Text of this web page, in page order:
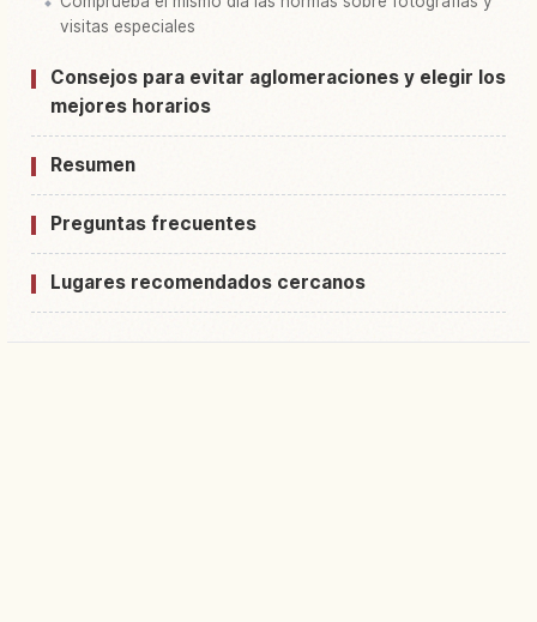
visitas especiales
Consejos para evitar aglomeraciones y elegir los
mejores horarios
Resumen
Preguntas frecuentes
Lugares recomendados cercanos